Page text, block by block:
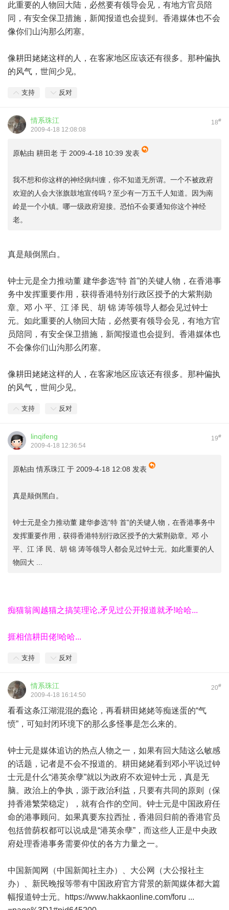
此重要的人物回大陆，必然要有领导会见，有地方官员陪
同，有安全保卫措施，新闻报道也会提到。香港媒体也不会
像你们山沟那么闭塞。
像耕田姥姥这样的人，在客家地区应该还有很多。那种偏执
的风气，世间少见。
支持 反对
18#
情系珠江
2009-4-18 12:08:08
原帖由 耕田老 于 2009-4-18 10:39 发表
我不想和你这样的神经病纠缠，你不知道无所谓。一个不被政府
欢迎的人会大张旗鼓地宣传吗？至少有一万五千人知道。因为南
岭是一个小镇。哪一级政府迎接。恐怕不会要通知你这个神经
老。
真是颠倒黑白。
钟士元是全力推动董 建华参选“特 首”的关键人物，在香港事
务中发挥重要作用，获得香港特别行政区授予的大紫荆勋
章。邓 小 平、江 泽 民、胡 锦 涛等领导人都会见过钟士
元。如此重要的人物回大陆，必然要有领导会见，有地方官
员陪同，有安全保卫措施，新闻报道也会提到。香港媒体也
不会像你们山沟那么闭塞。
像耕田姥姥这样的人，在客家地区应该还有很多。那种偏执
的风气，世间少见。
支持 反对
19#
linqifeng
2009-4-18 12:36:54
原帖由情系珠江 于 2009-4-18 12:08 发表
真是颠倒黑白。
钟士元是全力推动董 建华参选“特 首”的关键人物，在香港事务中
发挥重要作用，获得香港特别行政区授予的大紫荆勋章。邓 小
平、江 泽 民、胡 锦 涛等领导人都会见过钟士元。如此重要的人
物回大 ...
痴猫翁闽越猫之搞笑理论,矛见过公开报道就矛!哈哈...
捱相信耕田佬!哈哈...
支持 反对
20#
情系珠江
2009-4-18 16:14:50
看看这条江湖混混的蠢论，再看耕田姥姥等痴迷蛋的“气
愤”，可知封闭环境下的那么多怪事是怎么来的。
钟士元是媒体追访的热点人物之一，如果有回大陆这么敏感
的话题，记者是不会不报道的。耕田姥姥看到邓小平说过钟
士元是什么“港英余孽”就以为政府不欢迎钟士元，真是无
脑。政治上的争执，源于政治利益，只要有共同的原则（保
持香港繁荣稳定），就有合作的空间。钟士元是中国政府任
命的港事顾问。如果真要东拉西扯，香港回归前的香港官员
包括曾荫权都可以说成是“港英余孽”，而这些人正是中央政
府处理香港事务需要仰仗的各方力量之一。
中国新闻网（中国新闻社主办）、大公网（大公报社主
办）、新民晚报等带有中国政府官方背景的新闻媒体都大篇
幅报道钟士元。
https://www.hakkaonline.com/foru ...